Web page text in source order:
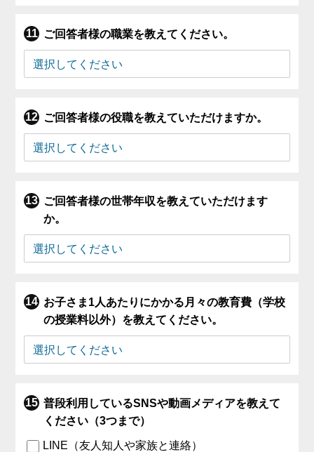
ご回答者様の職業を教えてください。
ご回答者様の役職を教えていただけますか。
ご回答者様の世帯年収を教えていただけます
か。
お子さま1人あたりにかかる月々の教育費（学校
の授業料以外）を教えてください。
普段利用しているSNSや動画メディアを教えて
ください（3つまで）
LINE（友人知人や家族と連絡）